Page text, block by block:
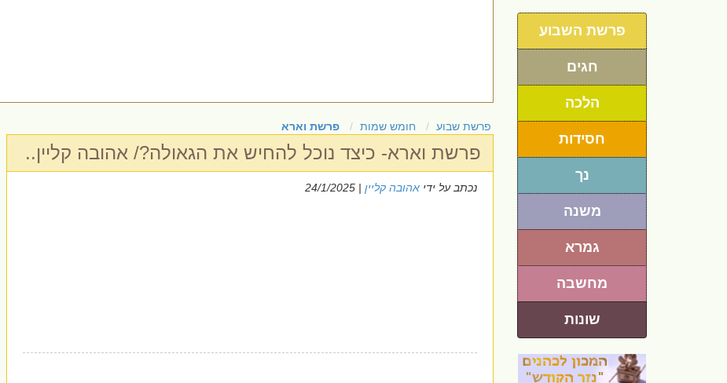
פרשת השבוע
חגים
הלכה
חסידות
נך
משנה
גמרא
מחשבה
שונות
פרשת שבוע חומש שמות פרשת וארא
פרשת וארא- כיצד נוכל להחיש את הגאולה?/ אהובה קליין..
נכתב על ידי אהובה קליין | 24/1/2025